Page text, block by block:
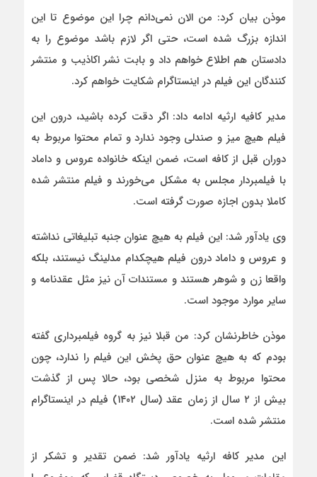
موذن بیان کرد: من الان نمی‌دانم چرا این موضوع تا این
اندازه بزرگ شده است، حتی اگر لازم باشد موضوع را به
دادستان هم اطلاع خواهم داد و بابت نشر اکاذیب و منتشر
کنندگان این فیلم در اینستاگرام شکایت خواهم کرد.
مدیر کافیه ارثیه ادامه داد: اگر دقت کرده باشید، درون این
فیلم هیچ میز و صندلی وجود ندارد و تمام محتوا مربوط به
دوران قبل از کافه است، ضمن اینکه خانواده عروس و داماد
با فیلمبردار مجلس به مشکل می‌خورند و فیلم منتشر شده
کاملا بدون اجازه صورت گرفته است.
وی یادآور شد: این فیلم به هیچ عنوان جنبه تبلیغاتی نداشته
و عروس و داماد درون فیلم هیچکدام مدلینگ نیستند، بلکه
واقعا زن و شوهر هستند و مستندات آن نیز مثل عقدنامه و
سایر موارد موجود است.
موذن خاطرنشان کرد: من قبلا نیز به گروه فیلمبرداری گفته
بودم که به هیچ عنوان حق پخش این فیلم را ندارد، چون
محتوا مربوط به منزل شخصی بود، حالا پس از گذشت
بیش از ۲ سال از زمان عقد (سال ۱۴۰۲) فیلم در اینستاگرام
منتشر شده است.
این مدیر کافه ارثیه یادآور شد: ضمن تقدیر و تشکر از